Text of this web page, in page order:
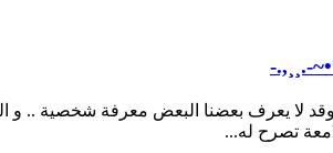
.¸¸,.-
وقد لا يعرف بعضنا البعض معرفة شخصية
تصرح له...